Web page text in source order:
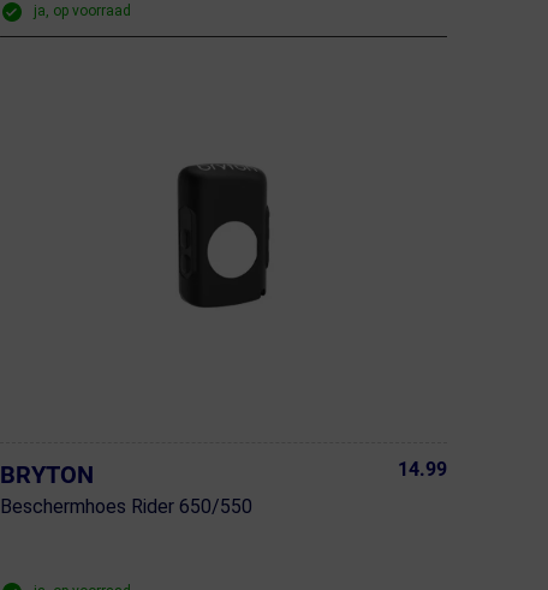
ja, op voorraad
BRYTON
Beschermhoes Rider 650/550
14.99